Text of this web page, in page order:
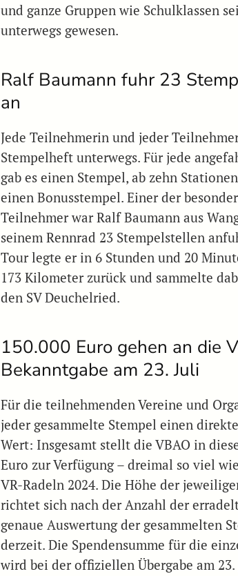
und ganze Gruppen wie Schulklassen
unterwegs gewesen.
Ralf Baumann fuhr 23
an
Jede Teilnehmerin und jeder
Stempelheft unterwegs. Für jede
gab es einen Stempel, ab zehn
einen Bonusstempel. Einer der
Teilnehmer war Ralf Baumann aus
seinem Rennrad 23 Stempelstellen
Tour legte er in 6 Stunden und 20
173 Kilometer zurück und sammelte
den SV Deuchelried.
150.000 Euro gehen an die
Bekanntgabe am 23. Juli
Für die teilnehmenden Vereine und
jeder gesammelte Stempel einen
Wert: Insgesamt stellt die VBAO in
Euro zur Verfügung – dreimal so viel
VR-Radeln 2024. Die Höhe der
richtet sich nach der Anzahl der
genaue Auswertung der gesammelten
derzeit. Die Spendensumme für die
wird bei der offiziellen Übergabe am